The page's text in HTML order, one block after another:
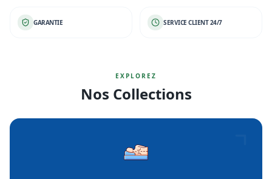
GARANTIE SERVICE CLIENT 24/7
EXPLOREZ
Nos Collections